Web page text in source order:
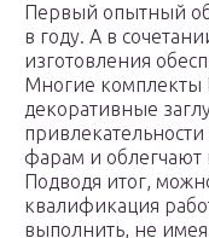
Первый опытный
в году. А в
изготовления
Многие комплекты
декоративные
фарам и облегчают
Подводя итог,
квалификация
выполнить, не